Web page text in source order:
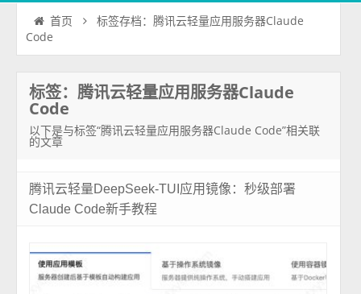
首页
标签存档：腾讯云轻量应用服务器Claude
Code
标签：腾讯云轻量应用服务器Claude
Code
以下是与标签“腾讯云轻量应用服务器Claude Code”相关联
的文章
腾讯云轻量DeepSeek-TUI应用镜像：秒级部署
Claude Code新手教程